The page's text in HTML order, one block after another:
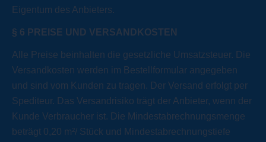
Eigentum des Anbieters.
§ 6 PREISE UND VERSANDKOSTEN
Alle Preise beinhalten die gesetzliche Umsatzsteuer. Die
Versandkosten werden im Bestellformular angegeben
und sind vom Kunden zu tragen. Der Versand erfolgt per
Spediteur. Das Versandrisiko trägt der Anbieter, wenn der
Kunde Verbraucher ist. Die Mindestabrechnungsmenge
beträgt 0,20 m²/ Stück und Mindestabrechnungstiefe